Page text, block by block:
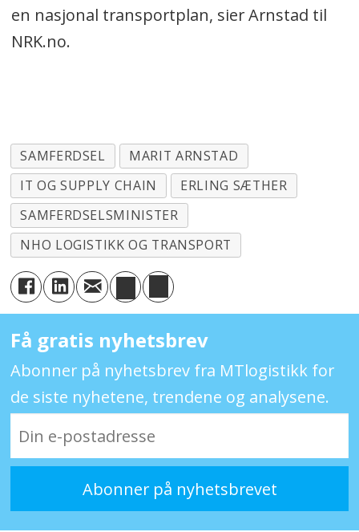
en nasjonal transportplan, sier Arnstad til
NRK.no.
SAMFERDSEL
MARIT ARNSTAD
IT OG SUPPLY CHAIN
ERLING SÆTHER
SAMFERDSELSMINISTER
NHO LOGISTIKK OG TRANSPORT
Få gratis nyhetsbrev
Abonner på nyhetsbrev fra MTlogistikk for
de siste nyhetene, trendene og analysene.